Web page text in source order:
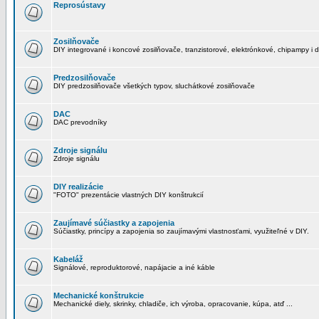
Reprosústavy
Zosilňovače
DIY integrované i koncové zosilňovače, tranzistorové, elektrónkové, chipampy i
Predzosilňovače
DIY predzosilňovače všetkých typov, sluchátkové zosilňovače
DAC
DAC prevodníky
Zdroje signálu
Zdroje signálu
DIY realizácie
"FOTO" prezentácie vlastných DIY konštrukcií
Zaujímavé súčiastky a zapojenia
Súčiastky, princípy a zapojenia so zaujímavými vlastnosťami, využiteľné v DIY.
Kabeláž
Signálové, reproduktorové, napájacie a iné káble
Mechanické konštrukcie
Mechanické diely, skrinky, chladiče, ich výroba, opracovanie, kúpa, atď ...